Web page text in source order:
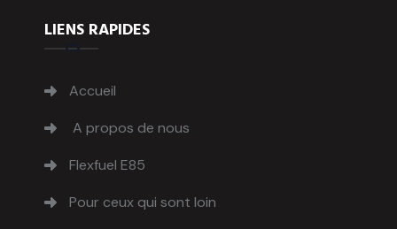
LIENS RAPIDES
Accueil
A propos de nous
Flexfuel E85
Pour ceux qui sont loin